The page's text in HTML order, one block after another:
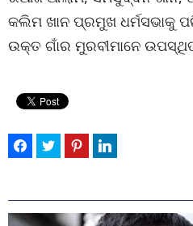
କଲିମ ଖାନ ପ୍ରମୁଖ ଧର୍ମସଭାକୁ
ଉକ୍ତ ଗାଁର ମୁରବୀମାନେ